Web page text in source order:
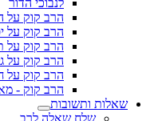
לנבוכי הדור
הרב קוק על
הרב קוק על
הרב קוק על
הרב קוק על
הרב קוק על
הרב קוק -
שאלות ותשובות
שלח שאלה לרב